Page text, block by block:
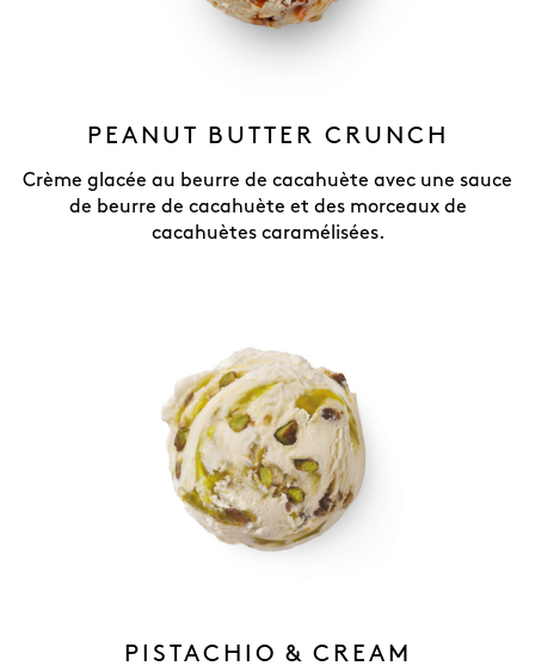
PEANUT BUTTER CRUNCH
Crème glacée au beurre de cacahuète avec une sauce
de beurre de cacahuète et des morceaux de
cacahuètes caramélisées.
PISTACHIO & CREAM